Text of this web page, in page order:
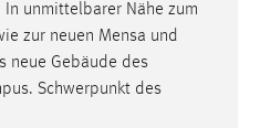
In unmittelbarer Nähe zum
zur neuen Mensa und
neue Gebäude des
Schwerpunkt des